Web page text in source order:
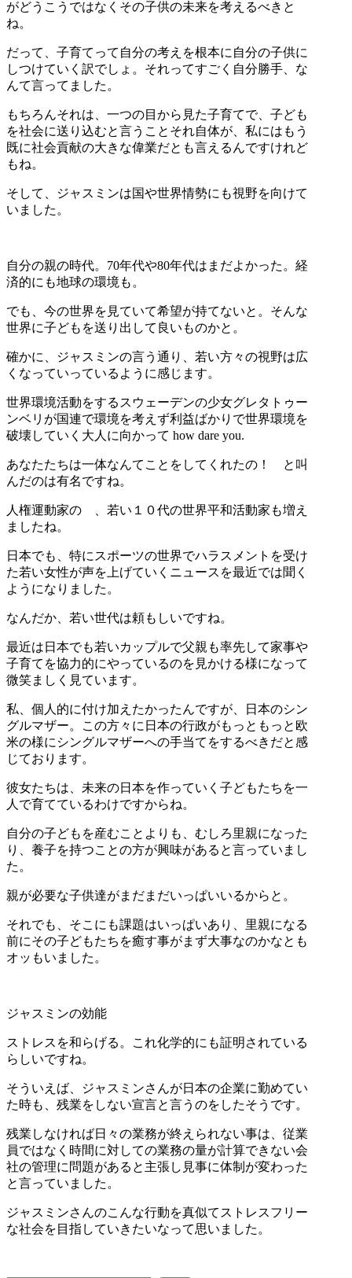
がどうこうではなくその子供の未来を考えるべきと
ね。
だって、子育てって自分の考えを根本に自分の子供に
しつけていく訳でしょ。それってすごく自分勝手、な
んて言ってました。
もちろんそれは、一つの目から見た子育てで、子ども
を社会に送り込むと言うことそれ自体が、私にはもう
既に社会貢献の大きな偉業だとも言えるんですけれど
もね。
そして、ジャスミンは国や世界情勢にも視野を向けて
いました。
自分の親の時代。70年代や80年代はまだよかった。経
済的にも地球の環境も。
でも、今の世界を見ていて希望が持てないと。そんな
世界に子どもを送り出して良いものかと。
確かに、ジャスミンの言う通り、若い方々の視野は広
くなっていっているように感じます。
世界環境活動をするスウェーデンの少女グレタトゥー
ンベリが国連で環境を考えず利益ばかりで世界環境を
破壊していく大人に向かって how dare you.
あなたたちは一体なんてことをしてくれたの！ と叫
んだのは有名ですね。
人権運動家の 、若い１０代の世界平和活動家も増え
ましたね。
日本でも、特にスポーツの世界でハラスメントを受け
た若い女性が声を上げていくニュースを最近では聞く
ようになりました。
なんだか、若い世代は頼もしいですね。
最近は日本でも若いカップルで父親も率先して家事や
子育てを協力的にやっているのを見かける様になって
微笑ましく見ています。
私、個人的に付け加えたかったんですが、日本のシン
グルマザー。この方々に日本の行政がもっともっと欧
米の様にシングルマザーへの手当てをするべきだと感
じております。
彼女たちは、未来の日本を作っていく子どもたちを一
人で育てているわけですからね。
自分の子どもを産むことよりも、むしろ里親になった
り、養子を持つことの方が興味があると言っていまし
た。
親が必要な子供達がまだまだいっぱいいるからと。
それでも、そこにも課題はいっぱいあり、里親になる
前にその子どもたちを癒す事がまず大事なのかなとも
オッもいました。
ジャスミンの効能
ストレスを和らげる。これ化学的にも証明されている
らしいですね。
そういえば、ジャスミンさんが日本の企業に勤めてい
た時も、残業をしない宣言と言うのをしたそうです。
残業しなければ日々の業務が終えられない事は、従業
員ではなく時間に対しての業務の量が計算できない会
社の管理に問題があると主張し見事に体制が変わった
と言っていました。
ジャスミンさんのこんな行動を真似てストレスフリー
な社会を目指していきたいなって思いました。